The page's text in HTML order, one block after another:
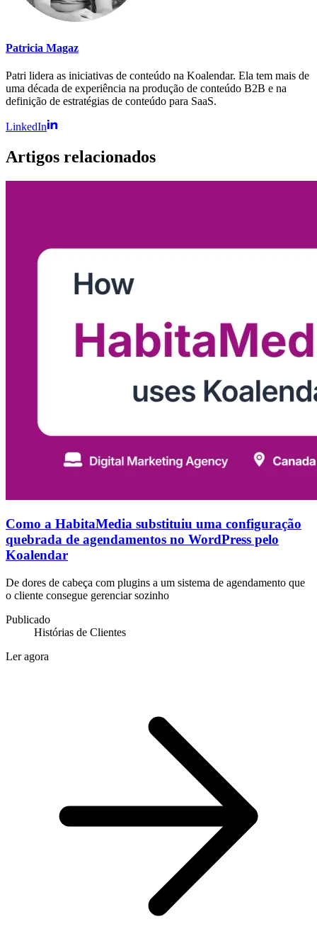
Patricia Magaz
Patri lidera as iniciativas de conteúdo na Koalendar. Ela tem mais de
uma década de experiência na produção de conteúdo B2B e na
definição de estratégias de conteúdo para SaaS.
LinkedIn
Artigos relacionados
Como a HabitaMedia substituiu uma configuração
quebrada de agendamentos no WordPress pelo
Koalendar
De dores de cabeça com plugins a um sistema de agendamento que
o cliente consegue gerenciar sozinho
Publicado
Histórias de Clientes
Ler agora